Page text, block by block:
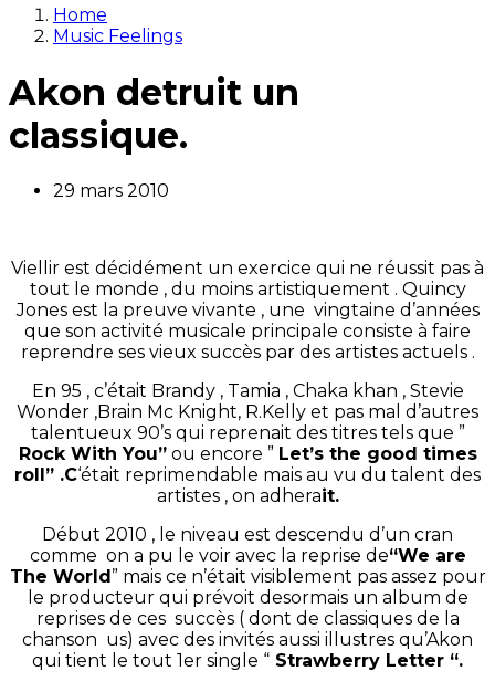
Home
Music Feelings
Akon detruit un
classique.
29 mars 2010
Viellir est décidément un exercice qui ne réussit pas à
tout le monde , du moins artistiquement . Quincy
Jones est la preuve vivante , une vingtaine d’années
que son activité musicale principale consiste à faire
reprendre ses vieux succès par des artistes actuels .
En 95 , c’était Brandy , Tamia , Chaka khan , Stevie
Wonder ,Brain Mc Knight, R.Kelly et pas mal d’autres
talentueux 90’s qui reprenait des titres tels que ”
Rock With You”ou encore ” Let’s the good times
roll” .C‘était reprimendable mais au vu du talent des
artistes , on adherait.
Début 2010 , le niveau est descendu d’un cran
comme on a pu le voir avec la reprise de“We are
The World” mais ce n’était visiblement pas assez pour
le producteur qui prévoit desormais un album de
reprises de ces succès ( dont de classiques de la
chanson us) avec des invités aussi illustres qu’Akon
qui tient le tout 1er single “ Strawberry Letter “.